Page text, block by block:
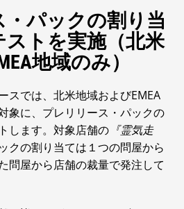
パックの割り当
トを実施（北米
地域のみ）
スでは、北米地域およびEMEA
象に、プレリリース・パックの
します。対象店舗の 『霊気走
クの割り当ては１つの問屋から
問屋から店舗の裁量で発注して